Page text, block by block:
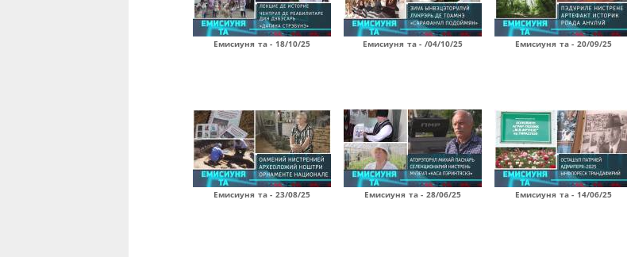
Емисиуня та - 18/10/25 Емисиуня та - /04/10/25 Емисиуня та - 20/09/25
Емисиуня та - 23/08/25 Емисиуня та - 28/06/25 Емисиуня та - 14/06/25